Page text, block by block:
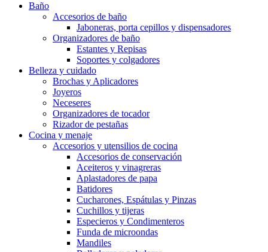
Baño
Accesorios de baño
Jaboneras, porta cepillos y dispensadores
Organizadores de baño
Estantes y Repisas
Soportes y colgadores
Belleza y cuidado
Brochas y Aplicadores
Joyeros
Neceseres
Organizadores de tocador
Rizador de pestañas
Cocina y menaje
Accesorios y utensilios de cocina
Accesorios de conservación
Aceiteros y vinagreras
Aplastadores de papa
Batidores
Cucharones, Espátulas y Pinzas
Cuchillos y tijeras
Especieros y Condimenteros
Funda de microondas
Mandiles